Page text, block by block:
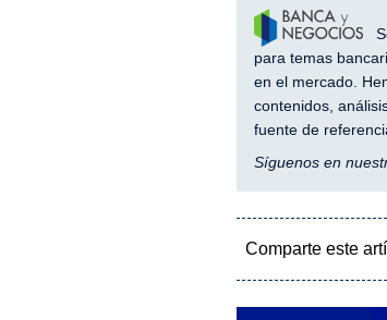
para temas
en el mercado.
contenidos,
fuente de
Síguenos en
Comparte este